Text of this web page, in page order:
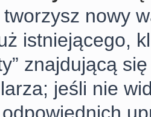
tworzysz nowy
istniejącego,
znajdującą
jeśli nie